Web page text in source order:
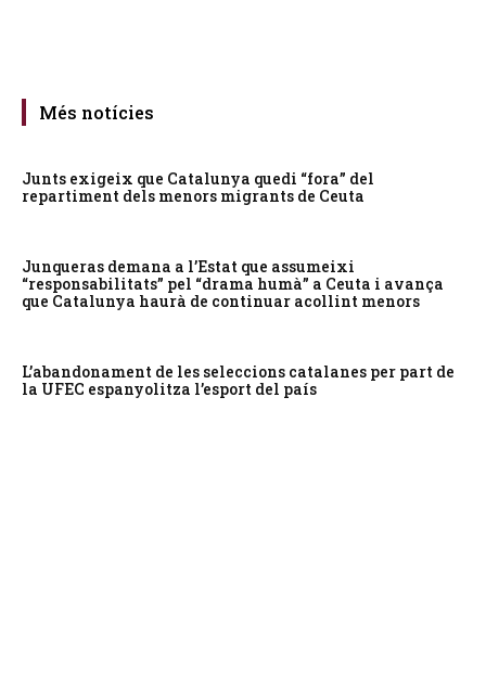
Més notícies
Junts exigeix que Catalunya quedi “fora” del
repartiment dels menors migrants de Ceuta
Junqueras demana a l’Estat que assumeixi
“responsabilitats” pel “drama humà” a Ceuta i avança
que Catalunya haurà de continuar acollint menors
L’abandonament de les seleccions catalanes per part de
la UFEC espanyolitza l’esport del país